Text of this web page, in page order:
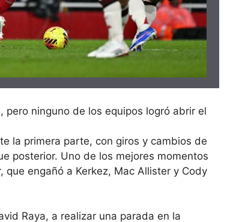
ninguno de los equipos logró abrir el
la primera parte, con giros y cambios de
posterior. Uno de los mejores momentos
engañó a Kerkez, Mac Allister y Cody
Raya, a realizar una parada en la